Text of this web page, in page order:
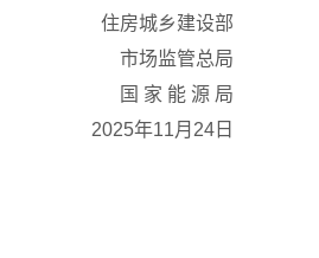
住房城乡建设部
市场监管总局
国 家 能 源 局
2025年11月24日